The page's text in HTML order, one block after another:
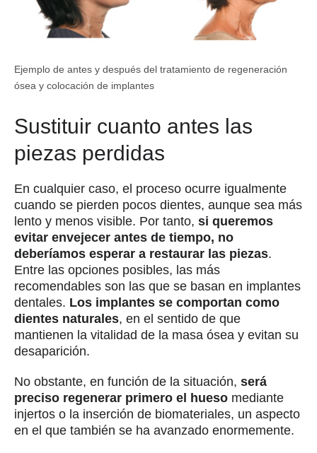
Ejemplo de antes y después del tratamiento de regeneración
ósea y colocación de implantes
Sustituir cuanto antes las
piezas perdidas
En cualquier caso, el proceso ocurre igualmente
cuando se pierden pocos dientes, aunque sea más
lento y menos visible. Por tanto, si queremos
evitar envejecer antes de tiempo, no
deberíamos esperar a restaurar las piezas.
Entre las opciones posibles, las más
recomendables son las que se basan en implantes
dentales. Los implantes se comportan como
dientes naturales, en el sentido de que
mantienen la vitalidad de la masa ósea y evitan su
desaparición.
No obstante, en función de la situación, será
preciso regenerar primero el hueso mediante
injertos o la inserción de biomateriales, un aspecto
en el que también se ha avanzado enormemente.